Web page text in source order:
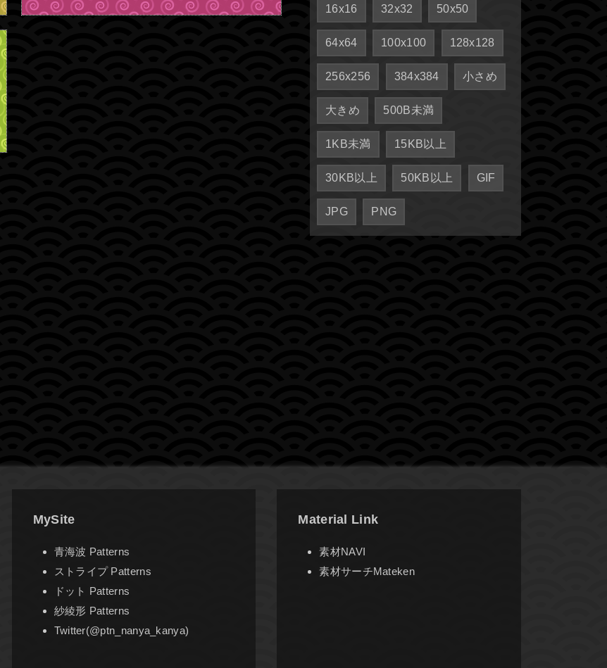
16x16 32x32 50x50
64x64 100x100 128x128
256x256 384x384 小さめ
大きめ 500B未満
1KB未満 15KB以上
30KB以上 50KB以上 GIF
JPG PNG
MySite
青海波 Patterns
ストライプ Patterns
ドット Patterns
紗綾形 Patterns
Twitter(@ptn_nanya_kanya)
Material Link
素材NAVI
素材サーチMateken